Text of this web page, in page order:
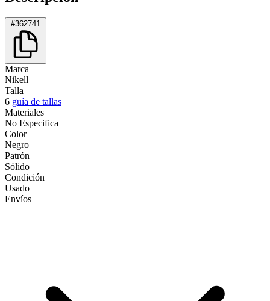
#362741
Marca
Nikell
Talla
6 guía de tallas
Materiales
No Especifica
Color
Negro
Patrón
Sólido
Condición
Usado
Envíos